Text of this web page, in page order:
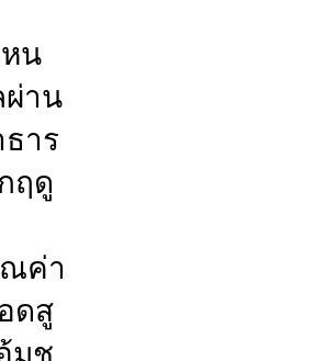
น
ผ่าน
าร
ฤดู
ค่า
ดสู
มชู